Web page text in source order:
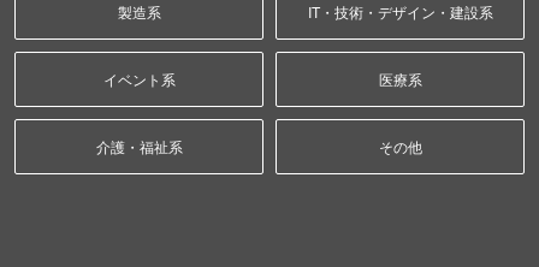
製造系 IT・技術・デザイン・建設系
イベント系 医療系
介護・福祉系 その他